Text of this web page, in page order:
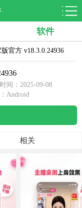
软件
官方 v18.3.0.24936
间：2025-09-08
Android
相关